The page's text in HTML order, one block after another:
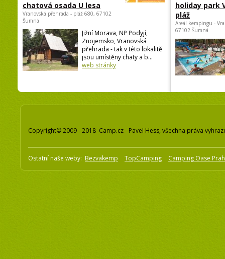
chatová osada U lesa
Vranovská přehrada - pláž 680, 67102
Šumná
Jižní Morava, NP Podyjí,
Znojemsko, Vranovská
přehrada - tak v této lokalitě
jsou umístěny chaty a b...
web stránky
holiday park
pláž
Areál kempingu -
67102 Šumná
Copyright© 2009 - 2018 Camp.cz - Pavel Hess, všechna práva
Ostatní naše weby: Bezvakemp TopCamping Camping Oase